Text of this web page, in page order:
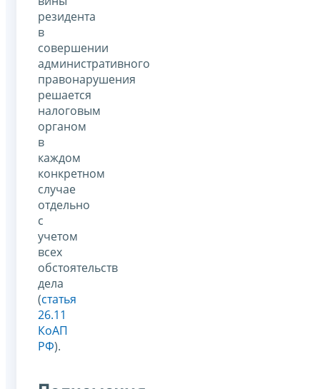
резидента
в
совершении
административного
правонарушения
решается
налоговым
органом
в
каждом
конкретном
случае
отдельно
с
учетом
всех
обстоятельств
дела
(статья
26.11
КоАП
РФ).